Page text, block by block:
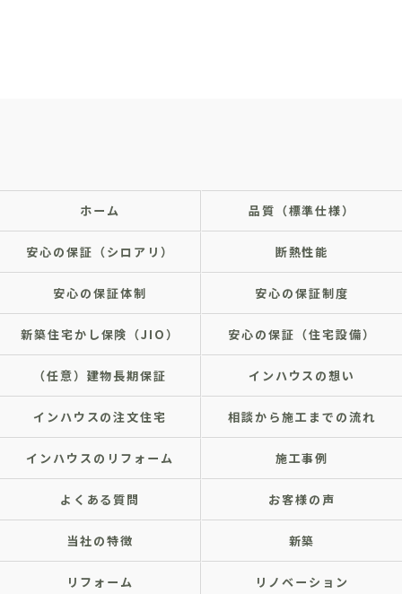
ホーム 品質（標準仕様）
安心の保証（シロアリ） 断熱性能
安心の保証体制 安心の保証制度
新築住宅かし保険（JIO） 安心の保証（住宅設備）
（任意）建物長期保証 インハウスの想い
インハウスの注文住宅 相談から施工までの流れ
インハウスのリフォーム 施工事例
よくある質問 お客様の声
当社の特徴 新築
リフォーム リノベーション